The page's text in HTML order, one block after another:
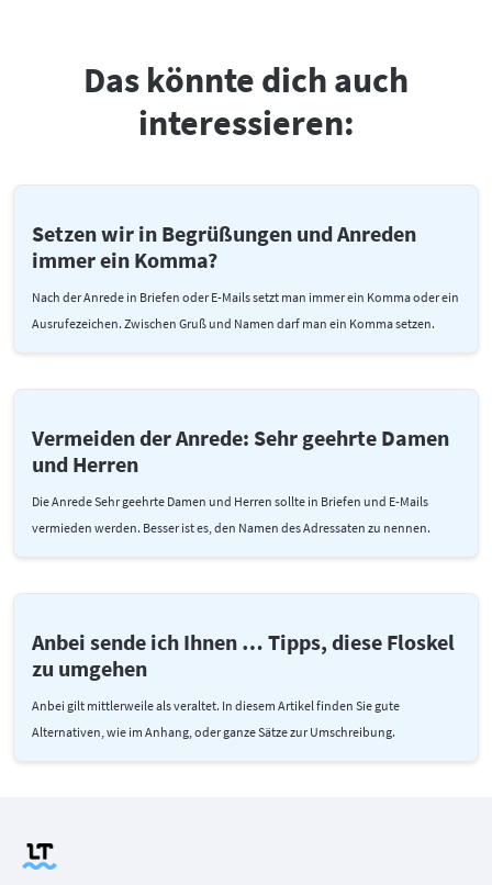
Das könnte dich auch
interessieren:
Setzen wir in Begrüßungen und Anreden
immer ein Komma?
Nach der Anrede in Briefen oder E-Mails setzt man immer ein Komma oder ein
Ausrufezeichen. Zwischen Gruß und Namen darf man ein Komma setzen.
Vermeiden der Anrede: Sehr geehrte Damen
und Herren
Die Anrede Sehr geehrte Damen und Herren sollte in Briefen und E-Mails
vermieden werden. Besser ist es, den Namen des Adressaten zu nennen.
Anbei sende ich Ihnen … Tipps, diese Floskel
zu umgehen
Anbei gilt mittlerweile als veraltet. In diesem Artikel finden Sie gute
Alternativen, wie im Anhang, oder ganze Sätze zur Umschreibung.